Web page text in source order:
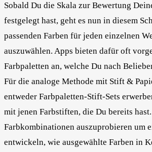
Sobald Du die Skala zur Bewertung
festgelegt hast, geht es nun in diesem
passenden Farben für jeden einzelnen
auszuwählen. Apps bieten dafür oft
Farbpaletten an, welche Du nach
Für die analoge Methode mit Stift &
entweder Farbpaletten-Stift-Sets
mit jenen Farbstiften, die Du bereits
Farbkombinationen auszuprobieren um
entwickeln, wie ausgewählte Farben in